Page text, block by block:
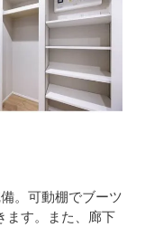
。可動棚でブーツ
ます。また、廊下